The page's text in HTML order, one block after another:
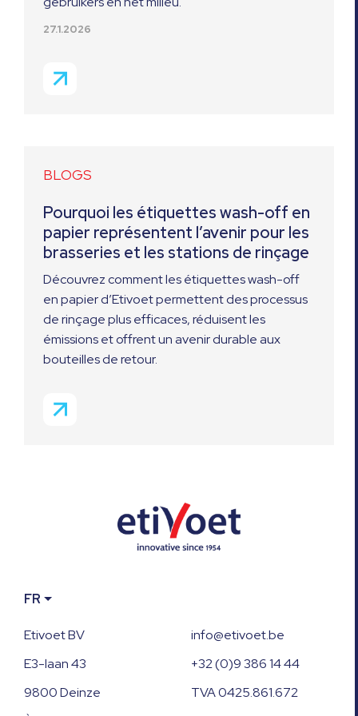
27.1.2026
BLOGS
Pourquoi les étiquettes wash-off en
papier représentent l’avenir pour les
brasseries et les stations de rinçage
Découvrez comment les étiquettes wash-off
en papier d’Etivoet permettent des processus
de rinçage plus efficaces, réduisent les
émissions et offrent un avenir durable aux
bouteilles de retour.
FR
Etivoet BV
E3-laan 43
9800 Deinze
info@etivoet.be
+32 (0)9 386 14 44
TVA 0425.861.672